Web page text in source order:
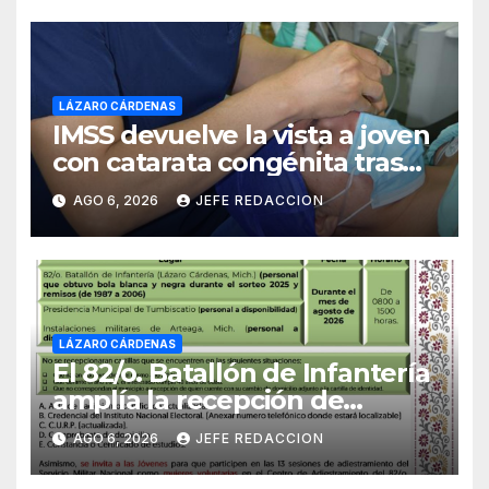
LÁZARO CÁRDENAS
IMSS devuelve la vista a joven
con catarata congénita tras
23 años de limitación visual
AGO 6, 2026 JEFE REDACCION
LÁZARO CÁRDENAS
El 82/o. Batallón de Infantería
amplía la recepción de
documentos para obtener La
Catilla del Servicio Militar
Nacional
AGO 6, 2026 JEFE REDACCION